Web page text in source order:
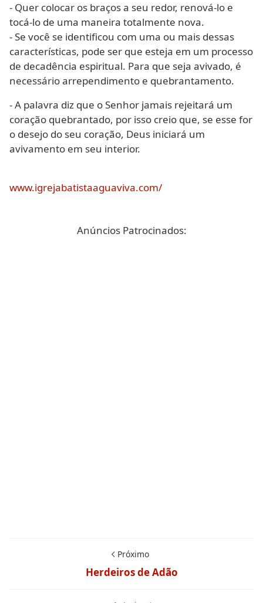
- Quer colocar os braços a seu redor, renová-lo e
tocá-lo de uma maneira totalmente nova.
- Se você se identificou com uma ou mais dessas
características, pode ser que esteja em um processo
de decadência espiritual. Para que seja avivado, é
necessário arrependimento e quebrantamento.
- A palavra diz que o Senhor jamais rejeitará um
coração quebrantado, por isso creio que, se esse for
o desejo do seu coração, Deus iniciará um
avivamento em seu interior.
www.igrejabatistaaguaviva.com/
Anúncios Patrocinados:
Próximo
Herdeiros de Adão